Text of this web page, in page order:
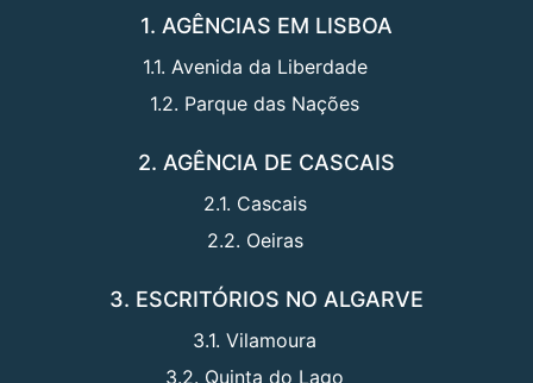
1. AGÊNCIAS EM LISBOA
1.1. Avenida da Liberdade
1.2. Parque das Nações
2. AGÊNCIA DE CASCAIS
2.1. Cascais
2.2. Oeiras
3. ESCRITÓRIOS NO ALGARVE
3.1. Vilamoura
3.2. Quinta do Lago